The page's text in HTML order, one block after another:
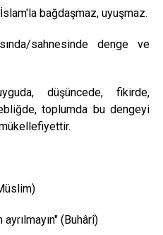
bağdaşmaz, uyuşmaz.
sahnesinde denge ve
düşüncede, fikirde,
toplumda bu dengeyi
(Buhârî)